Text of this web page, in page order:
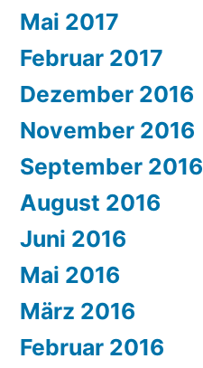
Mai 2017
Februar 2017
Dezember 2016
November 2016
September 2016
August 2016
Juni 2016
Mai 2016
März 2016
Februar 2016